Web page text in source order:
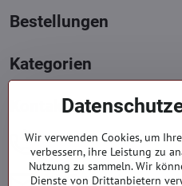
Bestellungen
Kategorien
Kontakte
+421 919 060 751
Mont. - Freit. : 9:00 - 15:00 hod.
info​​@everlady​​.eu
Wir verwenden Cookies, um
verbessern, ihre Leistung zu
Nutzung zu sammeln. Wir
Dienste von Drittanbietern